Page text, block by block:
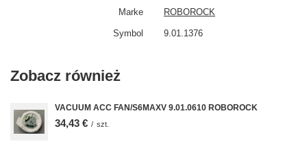
Marke ROBOROCK
Symbol 9.01.1376
Zobacz również
VACUUM ACC FAN/S6MAXV 9.01.0610 ROBOROCK
34,43 € / szt.